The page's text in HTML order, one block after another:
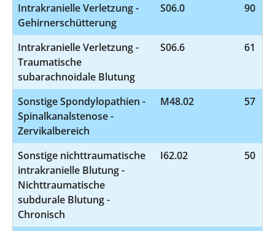
Intrakranielle Verletzung -
Gehirnerschütterung
S06.0 90
Intrakranielle Verletzung -
Traumatische
subarachnoidale Blutung
S06.6 61
Sonstige Spondylopathien -
Spinalkanalstenose -
Zervikalbereich
M48.02 57
Sonstige nichttraumatische
intrakranielle Blutung -
Nichttraumatische
subdurale Blutung -
Chronisch
I62.02 50